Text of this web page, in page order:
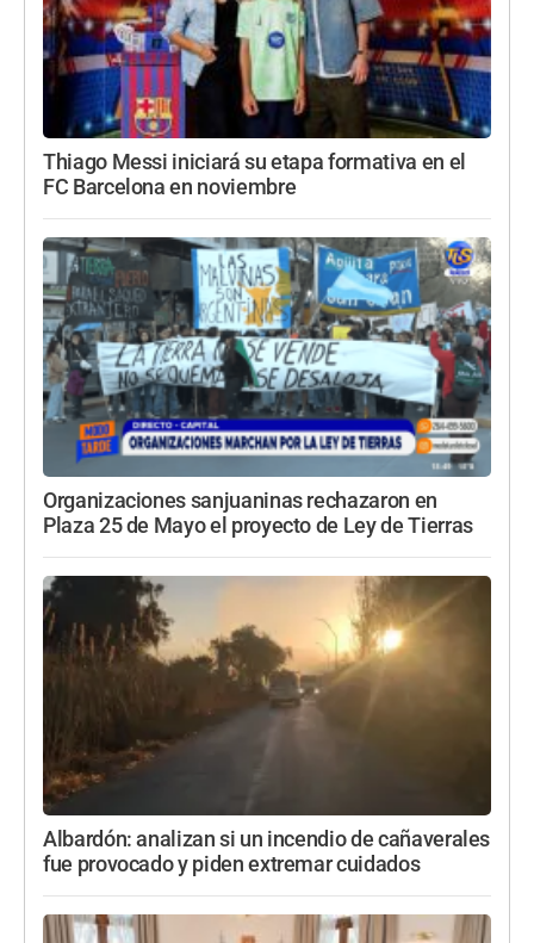
Thiago Messi iniciará su etapa formativa en el
FC Barcelona en noviembre
Organizaciones sanjuaninas rechazaron en
Plaza 25 de Mayo el proyecto de Ley de Tierras
Albardón: analizan si un incendio de cañaverales
fue provocado y piden extremar cuidados